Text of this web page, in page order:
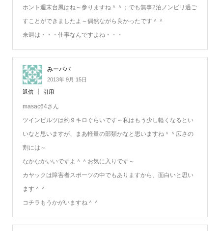
ホント週末台風はね～参りますね＾＾；でも無事2泊ノンビリ過ご
すことができましたよ～偶然ながら良かったです＾＾
来週は・・・仕事なんですよね・・・
みーパパ
2013年 9月 15日
返信 引用
masac64さん
ツインピルツは約９キロぐらいです～私はもう少し軽くなるとい
いなと思いますが、まあ軽量の部類かなと思いますね＾＾広さの
割には～
なかなかいいですよ＾＾お気に入りです～
カヤックは障害者スポーツの中でもありますから、面白いと思い
ます＾＾
コチラもうかがいますね＾＾